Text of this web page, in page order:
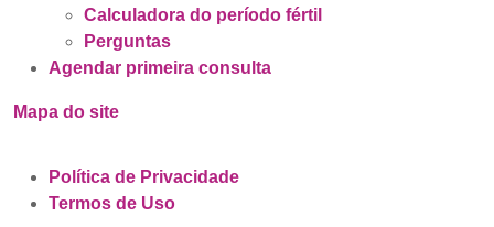
Calculadora do período fértil
Perguntas
Agendar primeira consulta
Mapa do site
Política de Privacidade
Termos de Uso